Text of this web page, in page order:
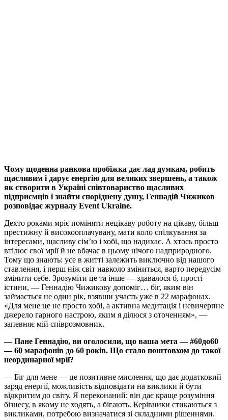
Чому щоденна ранкова пробіжка дає лад думкам, робить
щасливим і дарує енергію для великих звершень, а також
як створити в Україні співтовариство щасливих
підприємців і знайти споріднену душу, Геннадій Чижиков
розповідає журналу Event Ukraine.
Дехто роками мріє поміняти нецікаву роботу на цікаву, більш
престижну й високооплачувану, мати коло спілкування за
інтересами, щасливу сім’ю і хобі, що надихає. А хтось просто
втілює свої мрії й не вбачає в цьому нічого надприродного.
Тому що знають: усе в житті залежить виключно від нашого
ставлення, і перш ніж світ навколо зміниться, варто передусім
змінити себе. Зрозуміти це та інше — здавалося б, прості
істини, — Геннадію Чижикову допоміг… біг, яким він
займається не один рік, взявши участь уже в 22 марафонах.
«Для мене це не просто хобі, а активна медитація і невичерпне
джерело гарного настрою, яким я ділюся з оточенням», —
запевняє мій співрозмовник.
— Пане Геннадію, ви оголосили, що ваша мета — #60до60
— 60 марафонів до 60 років. Що стало поштовхом до такої
неординарної мрії?
— Біг для мене — це позитивне мислення, що дає додатковий
заряд енергії, можливість відповідати на виклики й бути
відкритим до світу. Я переконаний: він дає краще розуміння
бізнесу, в якому не ходять, а бігають. Керівники стикаються з
викликами, потребою визначатися зі складними рішеннями.